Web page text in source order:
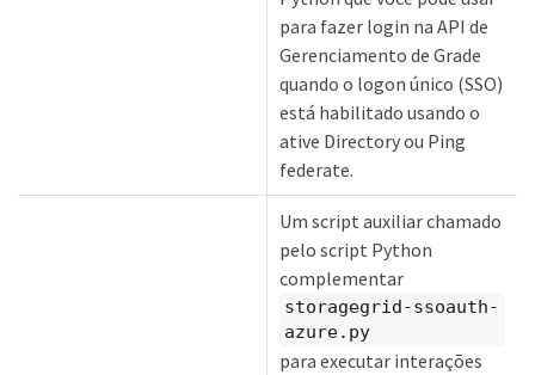
para fazer login na API de
Gerenciamento de Grade
quando o logon único (SSO)
está habilitado usando o
ative Directory ou Ping
federate.
Um script auxiliar chamado
pelo script Python
complementar
storagegrid-ssoauth-
azure.py
para executar interações